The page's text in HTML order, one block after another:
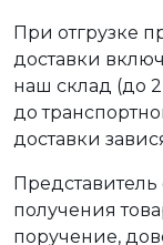
При отгрузке
доставки
наш склад (до
до
доставки
получения
поручение,